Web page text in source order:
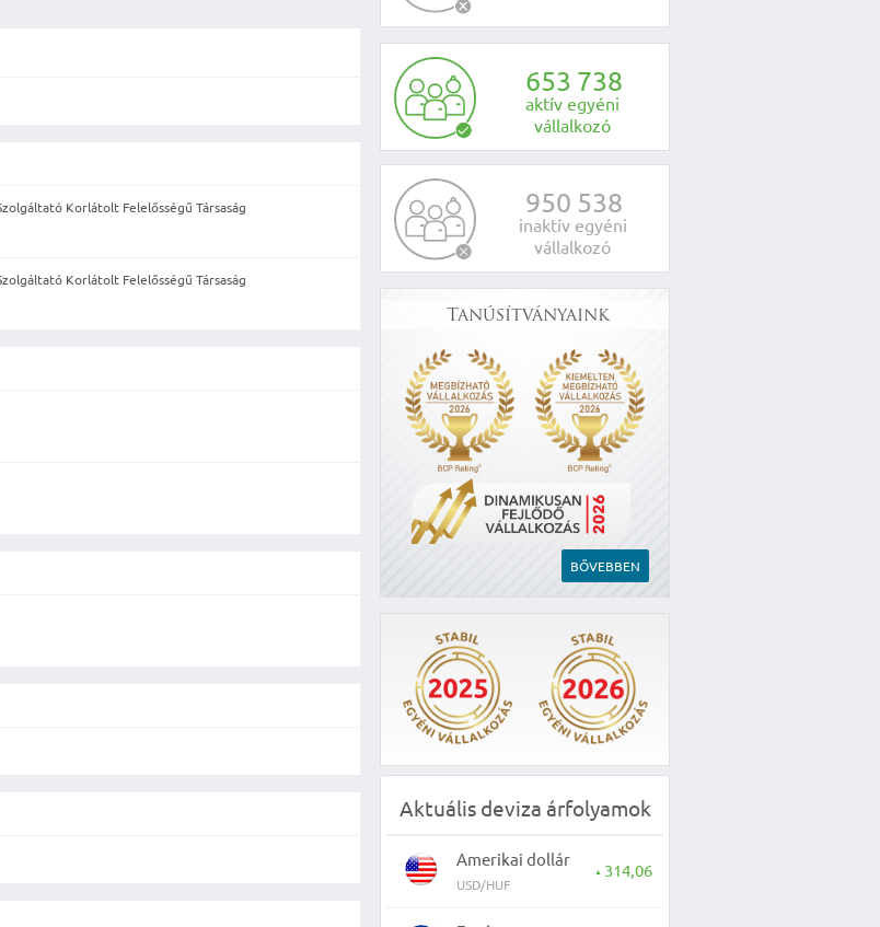
653 738
aktív egyéni
vállalkozó
950 538
inaktív egyéni
vállalkozó
Tanúsítványaink
BŐVEBBEN
Aktuális deviza árfolyamok
Amerikai dollár
USD/HUF
▲ 314,06
Korlátolt Felelősségű Társaság
Korlátolt Felelősségű Társaság